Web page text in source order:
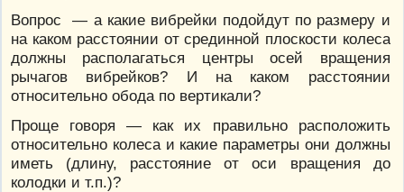
Вопрос — а какие вибрейки подойдут по размеру и
на каком расстоянии от срединной плоскости колеса
должны располагаться центры осей вращения
рычагов вибрейков? И на каком расстоянии
относительно обода по вертикали?
Проще говоря — как их правильно расположить
относительно колеса и какие параметры они должны
иметь (длину, расстояние от оси вращения до
колодки и т.п.)?